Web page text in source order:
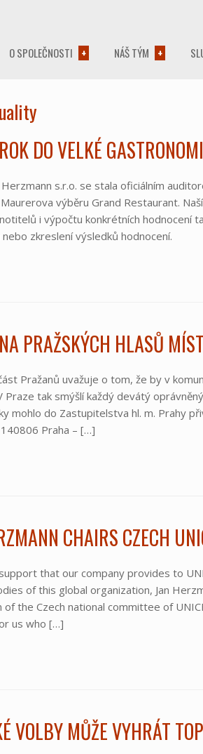
O SPOLEČNOSTI NÁŠ TÝM
DO VELKÉ
s.r.o. se stala oficiálním
výběru Grand Restaurant.
i výpočtu konkrétních hodnocení
nebo zkreslení výsledků hodnocení.
PRAŽSKÝCH HLASŮ
Pražanů uvažuje o tom, že by v
Praze tak smýšlí každý devátý
mohlo do Zastupitelstva hl. m. Prahy
Praha – […]
CHAIRS CZECH
that our company provides to
of this global organization, Jan
of the Czech national committee of
us who […]
VOLBY MŮŽE VYHRÁT